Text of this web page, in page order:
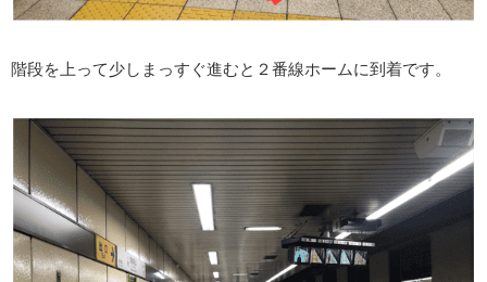
階段を上って少しまっすぐ進むと２番線ホームに到着です。